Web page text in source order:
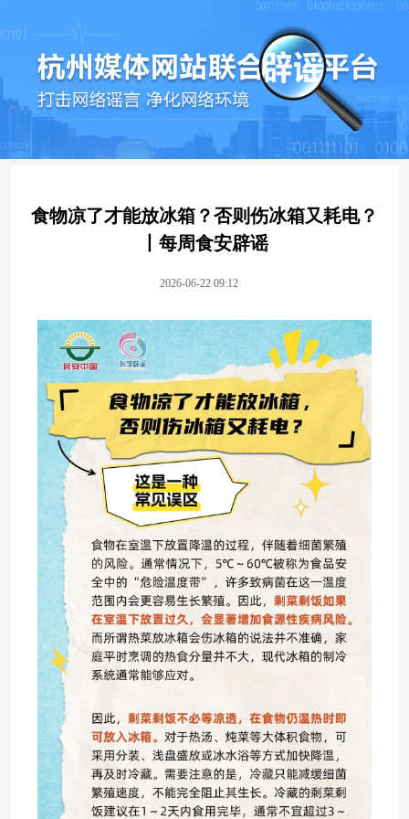
食物凉了才能放冰箱？否则伤冰箱又耗电？
丨每周食安辟谣
2026-06-22 09:12